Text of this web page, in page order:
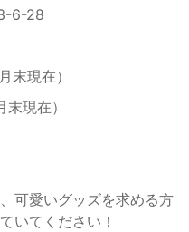
6-28
末現在）
現在）
可愛いグッズを求める方
いてください！